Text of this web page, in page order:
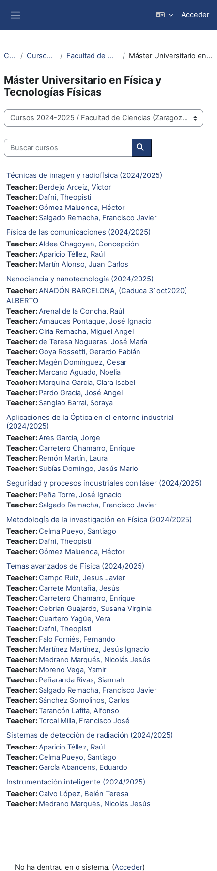
Acceder
Cursos Cursos 2024-2025 Facultad de Ciencias (Zaragoza) Máster Universitario en Física y Tecnologías Físicas
Máster Universitario en Física y
Tecnologías Físicas
Categorías
Buscar cursos
Buscar cursos
Técnicas de imagen y radiofísica (2024/2025)
Teacher: Berdejo Arceiz, Víctor
Teacher: Dafni, Theopisti
Teacher: Gómez Maluenda, Héctor
Teacher: Salgado Remacha, Francisco Javier
Física de las comunicaciones (2024/2025)
Teacher:Aldea Chagoyen, Concepción
Teacher:Aparicio Téllez, Raúl
Teacher: Martín Alonso, Juan Carlos
Nanociencia y nanotecnología (2024/2025)
Teacher:ANADÓN BARCELONA, (Caduca 31oct2020)
ALBERTO
Teacher:Arenal de la Concha, Raúl
Teacher:Arnaudas Pontaque, José Ignacio
Teacher: Ciria Remacha, Miguel Angel
Teacher:de Teresa Nogueras, José María
Teacher: Goya Rossetti, Gerardo Fabián
Teacher: Magén Domínguez, Cesar
Teacher: Marcano Aguado, Noelia
Teacher: Marquina Garcia, Clara Isabel
Teacher: Pardo Gracia, José Angel
Teacher: Sangiao Barral, Soraya
Aplicaciones de la Óptica en el entorno industrial
(2024/2025)
Teacher:Ares García, Jorge
Teacher: Carretero Chamarro, Enrique
Teacher: Remón Martín, Laura
Teacher: Subías Domingo, Jesús Mario
Seguridad y procesos industriales con láser (2024/2025)
Teacher: Peña Torre, José Ignacio
Teacher: Salgado Remacha, Francisco Javier
Metodología de la investigación en Física (2024/2025)
Teacher: Celma Pueyo, Santiago
Teacher: Dafni, Theopisti
Teacher: Gómez Maluenda, Héctor
Temas avanzados de Física (2024/2025)
Teacher: Campo Ruiz, Jesus Javier
Teacher: Carrete Montaña, Jesús
Teacher: Carretero Chamarro, Enrique
Teacher: Cebrian Guajardo, Susana Virginia
Teacher: Cuartero Yagüe, Vera
Teacher: Dafni, Theopisti
Teacher: Falo Forniés, Fernando
Teacher: Martínez Martínez, Jesús Ignacio
Teacher: Medrano Marqués, Nicolás Jesús
Teacher: Moreno Vega, Yamir
Teacher: Peñaranda Rivas, Siannah
Teacher: Salgado Remacha, Francisco Javier
Teacher: Sánchez Somolinos, Carlos
Teacher:Tarancón Lafita, Alfonso
Teacher:Torcal Milla, Francisco José
Sistemas de detección de radiación (2024/2025)
Teacher:Aparicio Téllez, Raúl
Teacher: Celma Pueyo, Santiago
Teacher: García Abancens, Eduardo
Instrumentación inteligente (2024/2025)
Teacher: Calvo López, Belén Teresa
Teacher: Medrano Marqués, Nicolás Jesús
No ha dentrau en o sistema. (Acceder)